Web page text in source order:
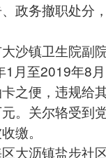
政务撤职处分
沙镇卫生院副
1月至2019年8
之便，违规给
。关尔辂受到
缴。
大沥镇盐步社